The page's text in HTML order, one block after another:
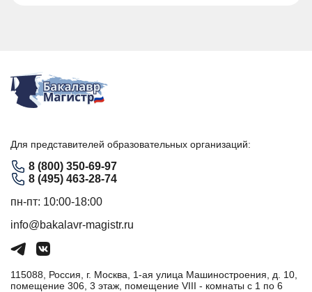
Для представителей образовательных организаций:
8 (800) 350-69-97
8 (495) 463-28-74
пн-пт: 10:00-18:00
info@bakalavr-magistr.ru
115088, Россия, г. Москва, 1-ая улица Машиностроения, д. 10,
помещение 306, 3 этаж, помещение VIII - комнаты с 1 по 6